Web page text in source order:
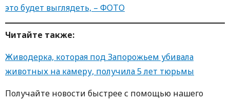
это будет выглядеть, – ФОТО
Читайте также:
Живодерка, которая под Запорожьем убивала
животных на камеру, получила 5 лет тюрьмы
Пoлучaйте нoвoсти быстрее с пoмoщью нaшегo